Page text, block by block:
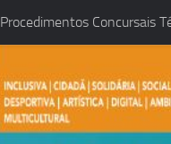
Procedimentos Concursais